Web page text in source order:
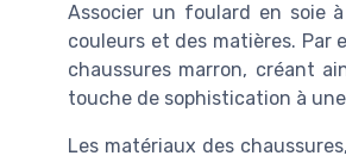
Associer un foulard en soie
couleurs et des matières. Par
chaussures marron, créant
touche de sophistication à
Les matériaux des